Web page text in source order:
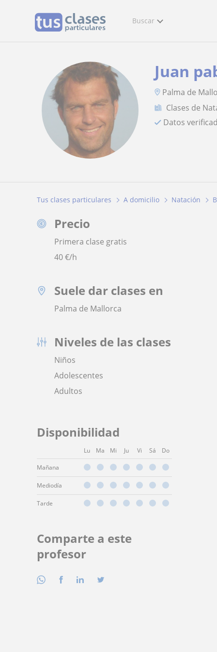
Buscar
Juan
Palma de
Clases de
Datos
Tus clases particulares A domicilio Natación
Precio
Primera clase gratis
40€/h
Suele dar clases en
Palma de Mallorca
Niveles de las clases
Niños
Adolescentes
Adultos
Disponibilidad
Lu Ma Mi Ju Vi Sá Do
Mañana
Mediodía
Tarde
Comparte a este
profesor